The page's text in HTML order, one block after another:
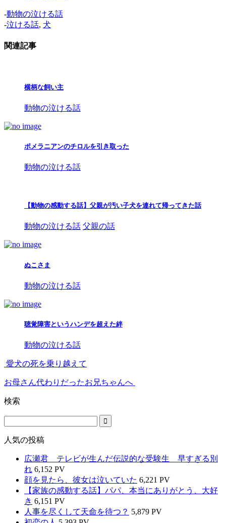
-動物の泣ける話
-泣ける話, 犬
関連記事
横柄な飼い主
動物の泣ける話
ポメラニアンのチロルを引き取った
動物の泣ける話
【動物の感動する話】父親が汚い子犬を連れて帰ってきた話
動物の泣ける話 父親の話
ぬこさま
動物の泣ける話
聴覚障害というハンデを超えた絆
動物の泣ける話
愛犬の死を乗り越えて
お母さん代わりだったお兄ちゃんへ
検索
人気の投稿
広瀬君 テレビが生んだ伝説的な受験生 早すぎる別
れ 6,152 PV
顔を見たら、彼女は泣いていた 6,221 PV
【家族の感動する話】パパ、本当にありがとう、大好
き 6,151 PV
人事を尽くして天命を待つ？ 5,879 PV